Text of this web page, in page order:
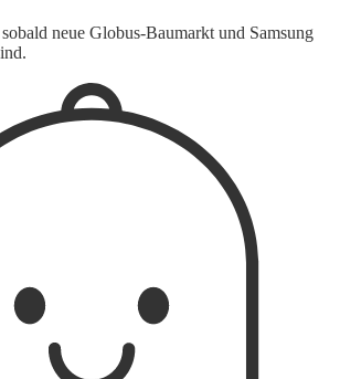
neue Globus-Baumarkt und Samsung